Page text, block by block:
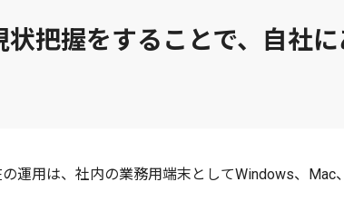
状把握をすることで、自社
運用は、社内の業務用端末としてWindows、Mac